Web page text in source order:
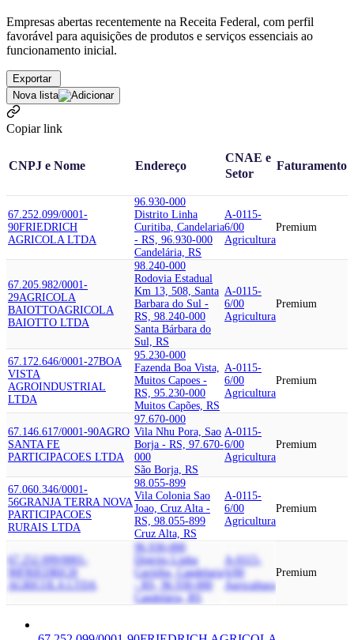
Empresas abertas recentemente na Receita Federal, com perfil
favorável para aquisições de produtos e serviços essenciais ao
funcionamento inicial.
Exportar
Nova lista
Copiar link
CNPJ e Nome Endereço
CNAE e
Setor
Faturamento
67.252.099/0001-
90FRIEDRICH
AGRICOLA LTDA
96.930-000
Distrito Linha
Curitiba, Candelaria
- RS, 96.930-000
Candelária, RS
A-0115-
6/00
Agricultura
Premium
67.205.982/0001-
29AGRICOLA
BAIOTTOAGRICOLA
BAIOTTO LTDA
98.240-000
Rodovia Estadual
Km 13, 508, Santa
Barbara do Sul -
RS, 98.240-000
Santa Bárbara do
Sul, RS
A-0115-
6/00
Agricultura
Premium
67.172.646/0001-27BOA
VISTA
AGROINDUSTRIAL
LTDA
95.230-000
Fazenda Boa Vista,
Muitos Capoes -
RS, 95.230-000
Muitos Capões, RS
A-0115-
6/00
Agricultura
Premium
67.146.617/0001-90AGRO
SANTA FE
PARTICIPACOES LTDA
97.670-000
Vila Nhu Pora, Sao
Borja - RS, 97.670-
000
São Borja, RS
A-0115-
6/00
Agricultura
Premium
67.060.346/0001-
56GRANJA TERRA NOVA
PARTICIPACOES
RURAIS LTDA
98.055-899
Vila Colonia Sao
Joao, Cruz Alta -
RS, 98.055-899
Cruz Alta, RS
A-0115-
6/00
Agricultura
Premium
67.252.099/0001-
90
AGRICOLA LTDA
96.930-000
Distrito Linha
Curitiba, Candelaria
- RS, 96.930-000
Candelária, RS
A-0115-
6/00
Agricultura
Premium